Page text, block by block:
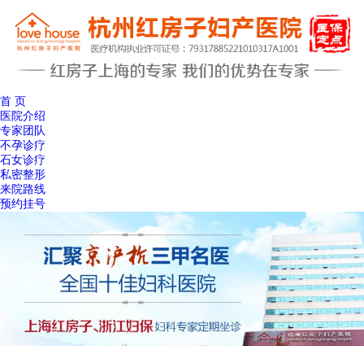
首 页
医院介绍
专家团队
不孕诊疗
石女诊疗
私密整形
来院路线
预约挂号